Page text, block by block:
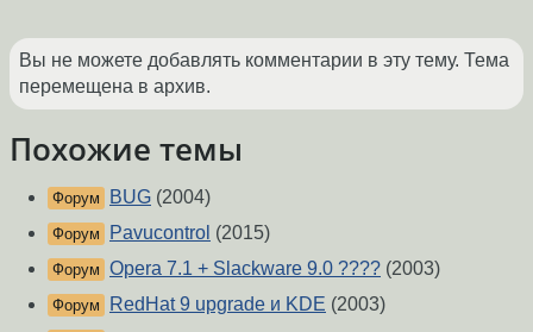
Вы не можете добавлять комментарии в эту тему. Тема
перемещена в архив.
Похожие темы
Форум BUG (2004)
Форум Pavucontrol (2015)
Форум Opera 7.1 + Slackware 9.0 ???? (2003)
Форум RedHat 9 upgrade и KDE (2003)